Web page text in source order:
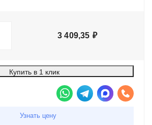
3 409,35 ₽
Купить в 1 клик
Узнать цену